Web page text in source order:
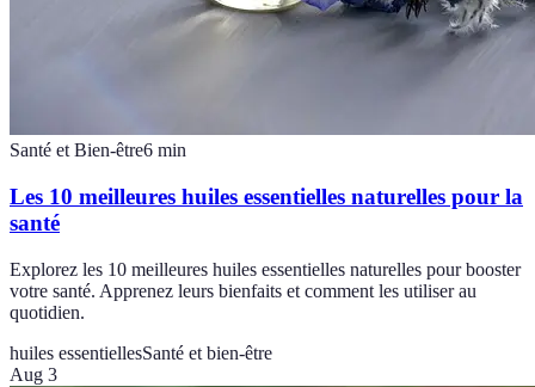
Santé et Bien-être6 min
Les 10 meilleures huiles essentielles naturelles pour la
santé
Explorez les 10 meilleures huiles essentielles naturelles pour booster
votre santé. Apprenez leurs bienfaits et comment les utiliser au
quotidien.
huiles essentiellesSanté et bien-être
Aug 3